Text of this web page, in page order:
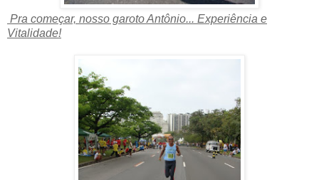
Pra começar, nosso garoto Antônio... Experiência e
Vitalidade!